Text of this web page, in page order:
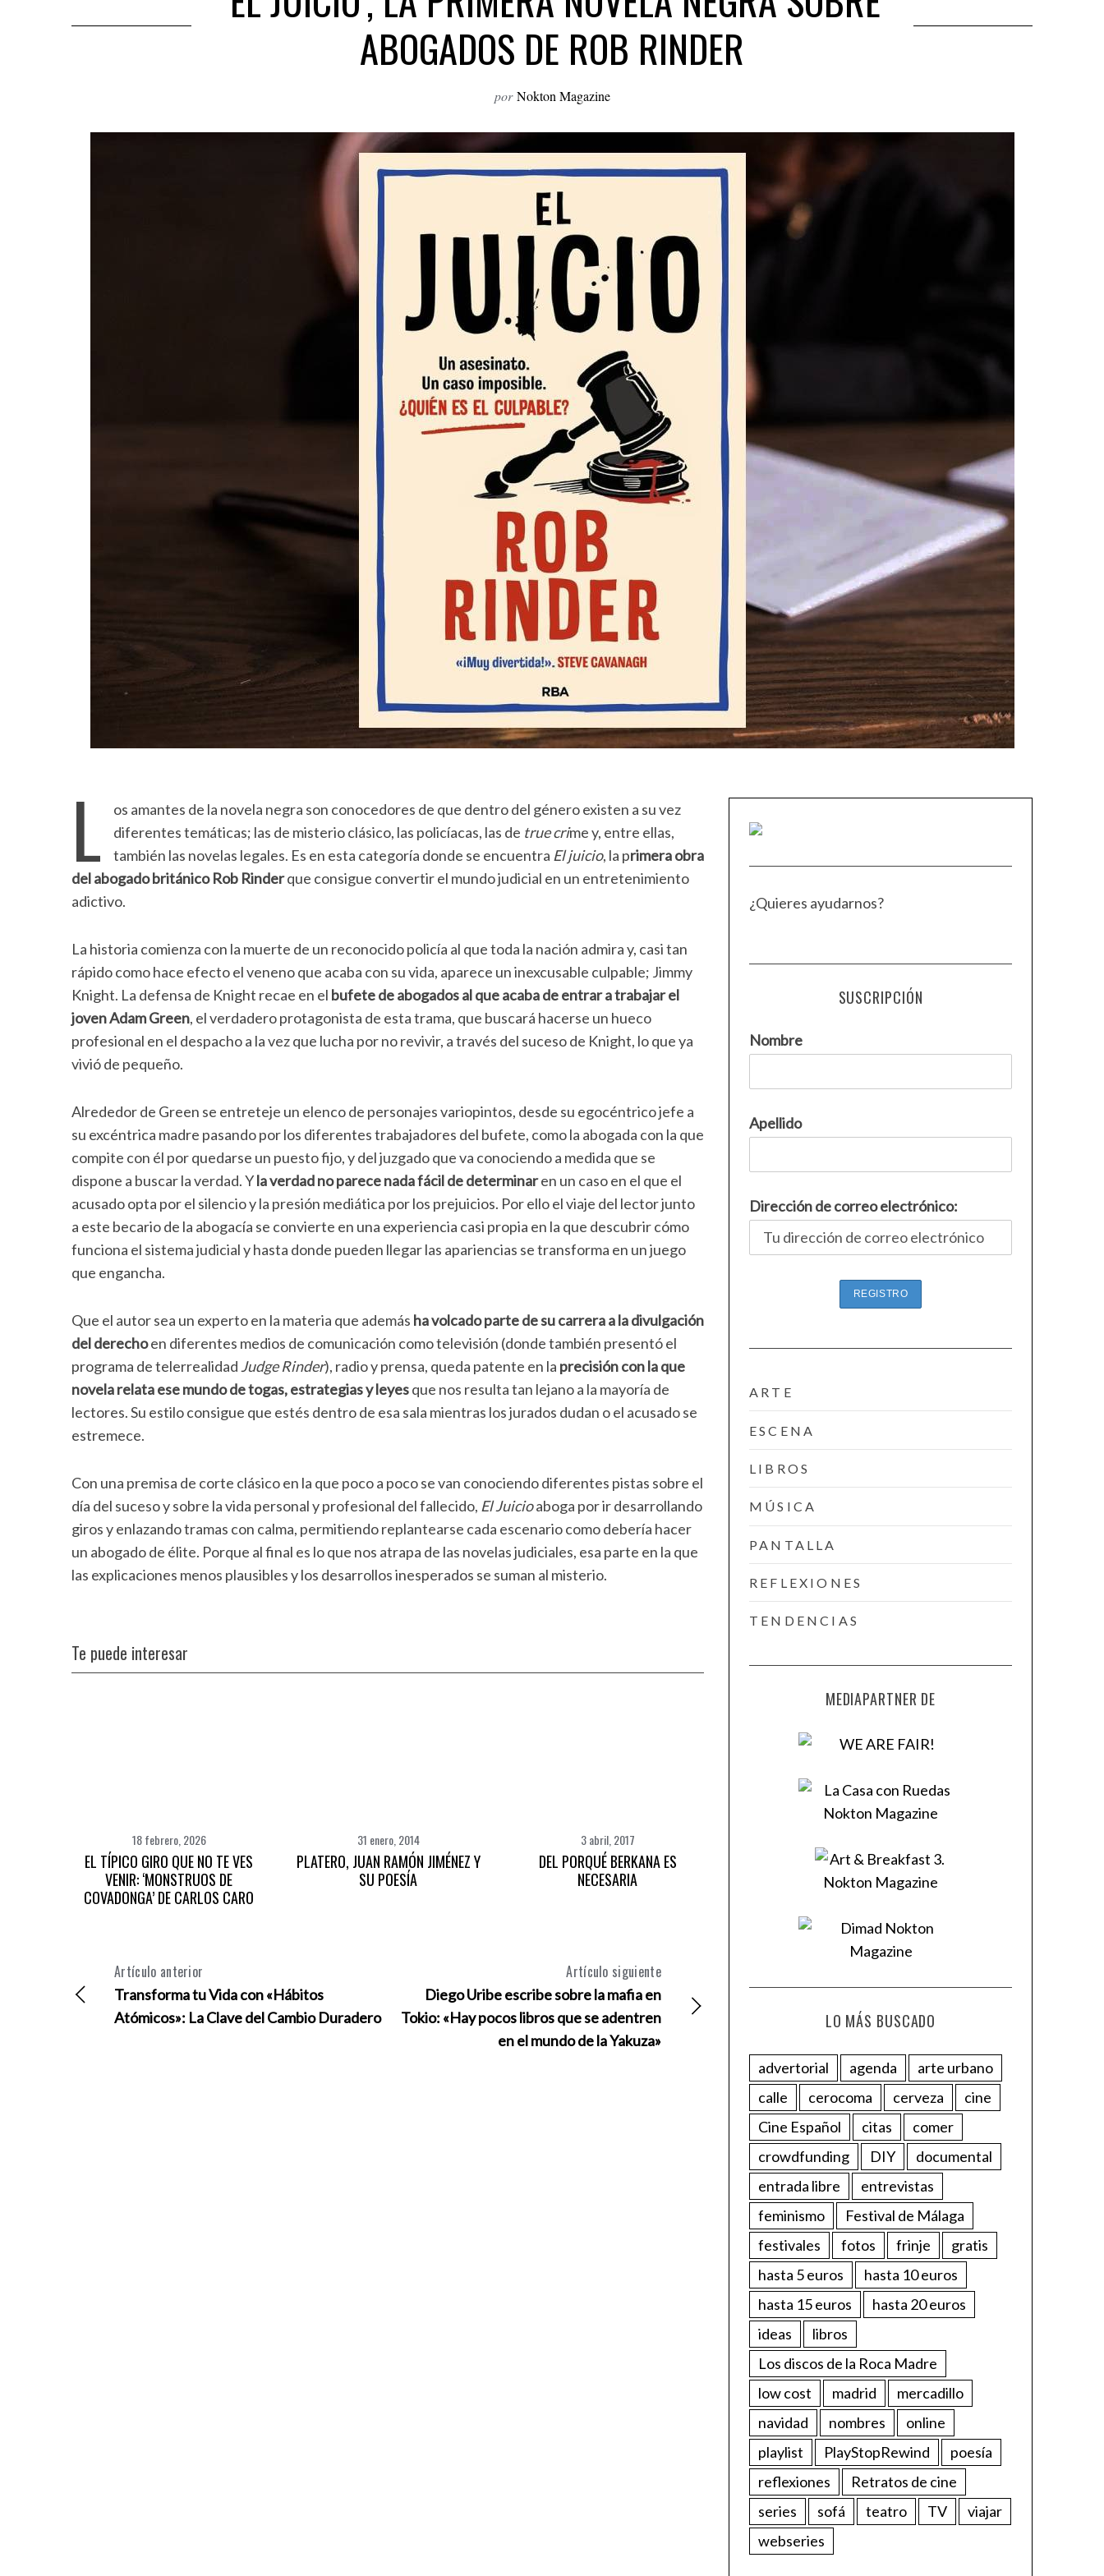
ABOGADOS DE ROB RINDER
por Nokton Magazine
L
os amantes de la novela negra son conocedores de que dentro del género existen a su vez
diferentes temáticas; las de misterio clásico, las policíacas, las de true crime y, entre ellas,
también las novelas legales. Es en esta categoría donde se encuentra El juicio, la primera obra
del abogado británico Rob Rinderque consigue convertir el mundo judicial en un entretenimiento
adictivo.
La historia comienza con la muerte de un reconocido policía al que toda la nación admira y, casi tan
rápido como hace efecto el veneno que acaba con su vida, aparece un inexcusable culpable; Jimmy
Knight. La defensa de Knight recae en el bufete de abogados al que acaba de entrar a trabajar el
joven Adam Green, el verdadero protagonista de esta trama, que buscará hacerse un hueco
profesional en el despacho a la vez que lucha por no revivir, a través del suceso de Knight, lo que ya
vivió de pequeño.
Alrededor de Green se entreteje un elenco de personajes variopintos, desde su egocéntrico jefe a
su excéntrica madre pasando por los diferentes trabajadores del bufete, como la abogada con la que
compite con él por quedarse un puesto fijo, y del juzgado que va conociendo a medida que se
dispone a buscar la verdad. Yla verdad no parece nada fácil de determinaren un caso en el que el
acusado opta por el silencio y la presión mediática por los prejuicios. Por ello el viaje del lector junto
a este becario de la abogacía se convierte en una experiencia casi propia en la que descubrir cómo
funciona el sistema judicial y hasta donde pueden llegar las apariencias se transforma en un juego
que engancha.
Que el autor sea un experto en la materia que además ha volcado parte de su carrera a la divulgación
del derechoen diferentes medios de comunicación como televisión (donde también presentó el
programa de telerrealidad Judge Rinder), radio y prensa, queda patente en la precisión con la que
novela relata ese mundo de togas, estrategias y leyesque nos resulta tan lejano a la mayoría de
lectores. Su estilo consigue que estés dentro de esa sala mientras los jurados dudan o el acusado se
estremece.
Con una premisa de corte clásico en la que poco a poco se van conociendo diferentes pistas sobre el
día del suceso y sobre la vida personal y profesional del fallecido, El Juicioaboga por ir desarrollando
giros y enlazando tramas con calma, permitiendo replantearse cada escenario como debería hacer
un abogado de élite. Porque al final es lo que nos atrapa de las novelas judiciales, esa parte en la que
las explicaciones menos plausibles y los desarrollos inesperados se suman al misterio.
Te puede interesar
18 febrero, 2026
EL TÍPICO GIRO QUE NO TE VES
VENIR: ‘MONSTRUOS DE
COVADONGA’ DE CARLOS CARO
31 enero, 2014
PLATERO, JUAN RAMÓN JIMÉNEZ Y
SU POESÍA
3 abril, 2017
DEL PORQUÉ BERKANA ES
NECESARIA
Artículo anterior
Transforma tu Vida con «Hábitos
Atómicos»: La Clave del Cambio Duradero
Artículo siguiente
Diego Uribe escribe sobre la mafia en
Tokio: «Hay pocos libros que se adentren
en el mundo de la Yakuza»
¿Quieres ayudarnos?
SUSCRIPCIÓN
Nombre
Apellido
Dirección de correo electrónico:
ARTE
ESCENA
LIBROS
MÚSICA
PANTALLA
REFLEXIONES
TENDENCIAS
MEDIAPARTNER DE
LO MÁS BUSCADO
advertorial agenda
arte urbano
calle
cerocoma cerveza
cine
Cine Español
citas
comer
crowdfunding
DIY
documental
entrada libre
entrevistas
feminismo
Festival de Málaga
festivales
fotos frinje
gratis
hasta 5 euros
hasta 10 euros
hasta 15 euros
hasta 20 euros
ideas
libros
Los discos de la Roca Madre
low cost
madrid
mercadillo
navidad
nombres
online
playlist
PlayStopRewind
poesía
reflexiones
Retratos de cine
series
sofá teatro TV
viajar
webseries
S
e
a
c
o
: